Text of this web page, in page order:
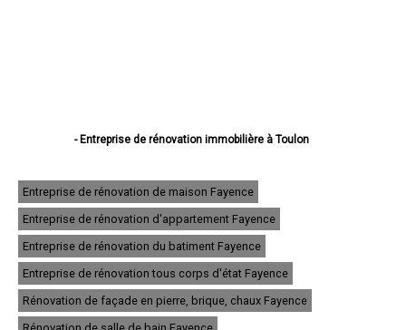
- Entreprise de rénovation immobilière à Toulon
- Entreprise de rénovation immobilière à Fréjus
- Entreprise de rénovation immobilière à Draguignan
- Entreprise de rénovation immobilière à Six-Fours-les-Plages
- Entreprise de rénovation immobilière à Saint-Raphaël
- Entreprise de rénovation immobilière à La Garde
- Entreprise de rénovation immobilière à La Valette-du-Var
- Entreprise de rénovation immobilière à Sanary-sur-Mer
- Entreprise de rénovation immobilière à La Crau
- Entreprise de rénovation immobilière à Brignoles
Entreprise de rénovation de maison Fayence
Entreprise de rénovation d'appartement Fayence
Entreprise de rénovation du batiment Fayence
Entreprise de rénovation tous corps d'état Fayence
Rénovation de façade en pierre, brique, chaux Fayence